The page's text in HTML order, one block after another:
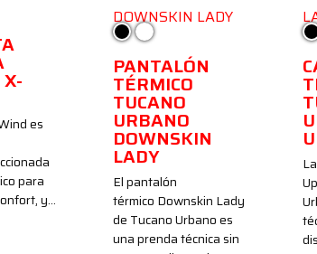
es
para
y…
NegroBlanco
PANTALÓN
TÉRMICO
TUCANO
URBANO
DOWNSKIN
LADY
El pantalón
térmico Downskin Lady
de Tucano Urbano es
una prenda técnica sin